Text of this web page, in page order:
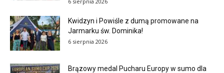
Kwidzyn i Powiśle z dumą promowane na
Jarmarku św. Dominika!
6 sierpnia 2026
Brązowy medal Pucharu Europy w sumo dla